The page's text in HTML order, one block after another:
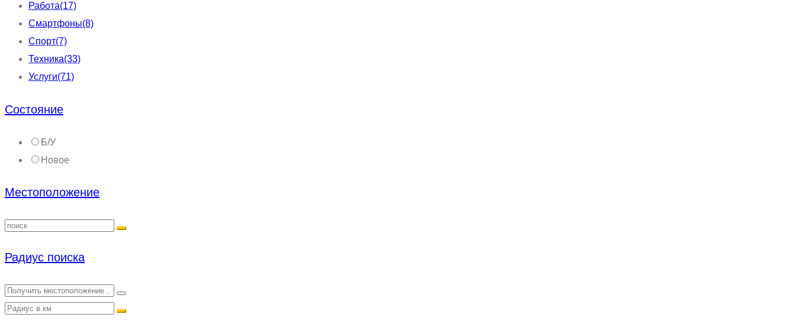
Работа(17)
Смартфоны(8)
Спорт(7)
Техника(33)
Услуги(71)
Состояние
Б/У
Новое
Местоположение
Радиус поиска